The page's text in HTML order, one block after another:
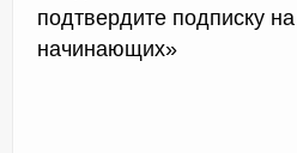
Методика SLAVYOGA
подтвердите подписку
начинающих»